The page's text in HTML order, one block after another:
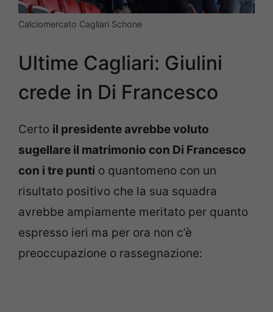
Calciomercato Cagliari Schone
Ultime Cagliari: Giulini
crede in Di Francesco
Certo il presidente avrebbe voluto
sugellare il matrimonio con Di Francesco
con i tre punti o quantomeno con un
risultato positivo che la sua squadra
avrebbe ampiamente meritato per quanto
espresso ieri ma per ora non c’è
preoccupazione o rassegnazione: